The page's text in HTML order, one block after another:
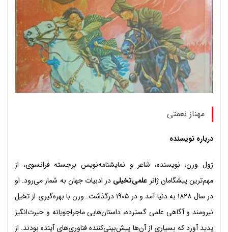
مهناز نعمتی
درباره نویسنده
ژول ورن، نویسنده، شاعر و نمایشنامه‌نویس برجسته فرانسوی، از
مهم‌ترین پیشگامان ژانر علمی‌تخیلی در ادبیات جهان به شمار می‌رود. او
در سال ۱۸۲۸ به دنیا آمد و در ۱۹۰۵ درگذشت. ورن با بهره‌گیری از تخیل
نیرومند و آگاهی علمی گسترده، داستان‌هایی ماجراجویانه و حیرت‌انگیز
پدید آورد که بسیاری از آن‌ها پیش‌بینی‌کننده فناوری‌های آینده بودند. از